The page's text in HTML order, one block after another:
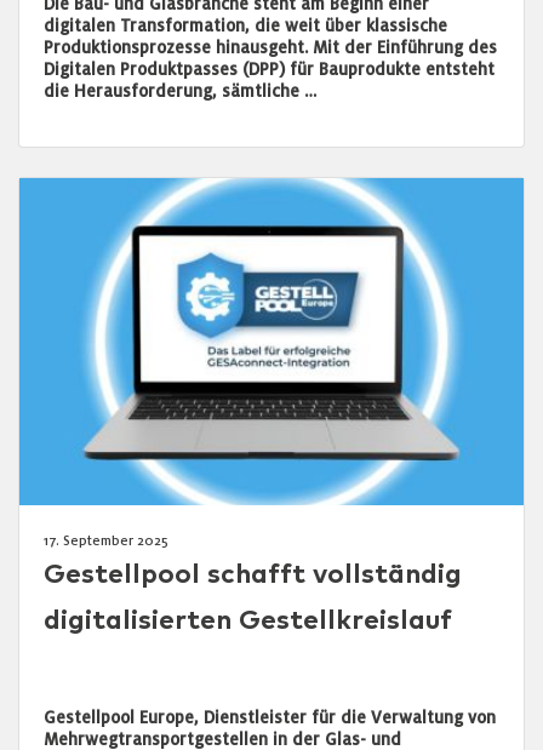
Die Bau- und Glasbranche steht am Beginn einer
digitalen Transformation, die weit über klassische
Produktionsprozesse hinausgeht. Mit der Einführung des
Digitalen Produktpasses (DPP) für Bauprodukte entsteht
die Herausforderung, sämtliche …
17. September 2025
Gestellpool schafft vollständig
digitalisierten Gestellkreislauf
Gestellpool Europe, Dienstleister für die Verwaltung von
Mehrwegtransportgestellen in der Glas- und